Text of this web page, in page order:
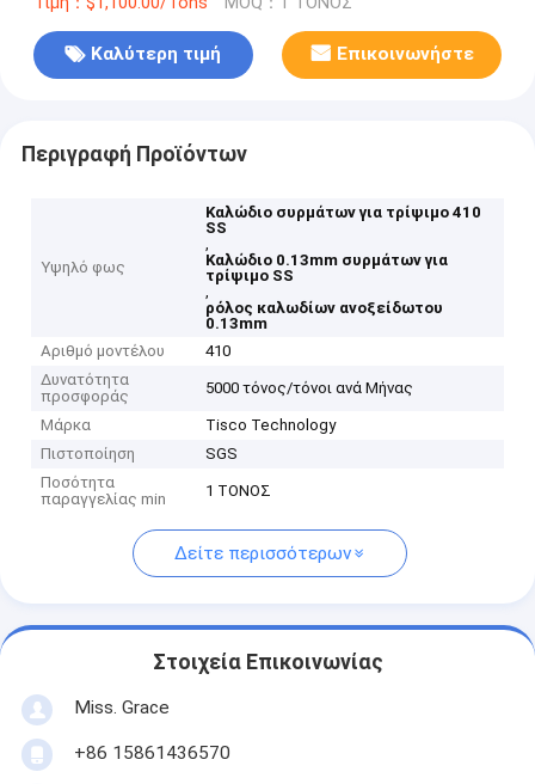
Καλύτερη τιμή Επικοινωνήστε
Περιγραφή Προϊόντων
Υψηλό φως
Καλώδιο συρμάτων για τρίψιμο 410
SS
,
Καλώδιο 0.13mm συρμάτων για
τρίψιμο SS
,
ρόλος καλωδίων ανοξείδωτου
0.13mm
Αριθμό μοντέλου
410
Δυνατότητα
προσφοράς
5000 τόνος/τόνοι ανά Μήνας
Μάρκα
Tisco Technology
Πιστοποίηση
SGS
Ποσότητα
παραγγελίας min
1 ΤΟΝΟΣ
Δείτε περισσότερων
Στοιχεία Επικοινωνίας
Miss. Grace
+86 15861436570